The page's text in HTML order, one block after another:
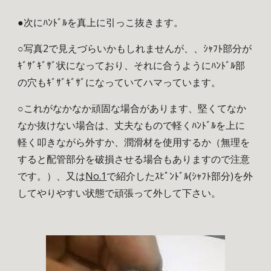
●次にﾊﾝﾄﾞﾙを真上に引っこ抜きます。
○写真2で見えづらいかもしれませんが、、ｼｬﾌﾄ部分が
ｷﾞｻﾞｷﾞｻﾞ状になっており、それに合うようにﾊﾝﾄﾞﾙ部
の穴もｷﾞｻﾞｷﾞｻﾞになっていてハマっています。
○これがなかなか頑固な場合があります、堅くてなか
なか抜けない場合は、丈夫なもので軽くﾊﾝﾄﾞﾙを上に
軽く叩きながら外すか、潤滑材を使用するか（無理を
すると配管部分を破損させる場合もありますので注意
です。）、又はNo.1で紹介したｽﾋﾟﾝﾄﾞﾙ(ｼｬﾌﾄ部分)を外
してやりやすい状態で頑張って外して下さい。